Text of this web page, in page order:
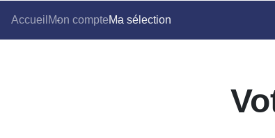
Accueil Mon compteMa sélection